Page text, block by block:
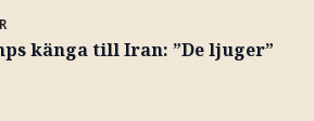
känga till Iran: ”De ljuger”